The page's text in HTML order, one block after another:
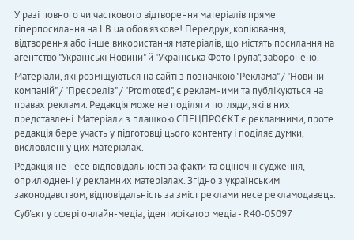
У разі повного чи часткового відтворення матеріалів пряме
гіперпосилання на LB.ua обов'язкове! Передрук, копіювання,
відтворення або інше використання матеріалів, що містять посилання на
агентство "Українськi Новини" й "Українська Фото Група", заборонено.
Матеріали, які розміщуються на сайті з позначкою "Реклама" / "Новини
компаній" / "Пресреліз" / "Promoted", є рекламними та публікуються на
правах реклами. Редакція може не поділяти погляди, які в них
представлені. Матеріали з плашкою СПЕЦПРОЄКТ є рекламними, проте
редакція бере участь у підготовці цього контенту і поділяє думки,
висловлені у цих матеріалах.
Редакція не несе відповідальності за факти та оціночні судження,
оприлюднені у рекламних матеріалах. Згідно з українським
законодавством, відповідальність за зміст реклами несе рекламодавець.
Cуб'єкт у сфері онлайн-медіа; ідентифікатор медіа - R40-05097